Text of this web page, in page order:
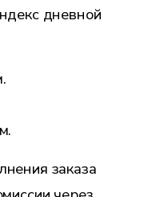
дневной
заказа